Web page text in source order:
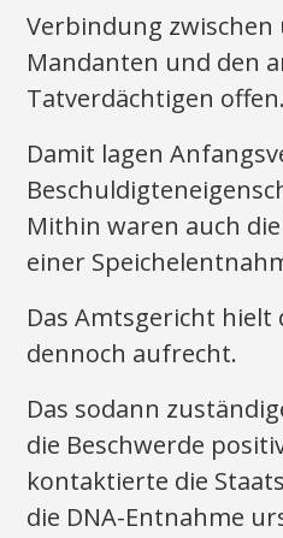
Verbindung zwischen
Mandanten und den
Tatverdächtigen offen.
Damit lagen
Mithin waren auch
einer
Das Amtsgericht hielt
dennoch aufrecht.
Das sodann
die Beschwerde
kontaktierte die
die DNA-Entnahme